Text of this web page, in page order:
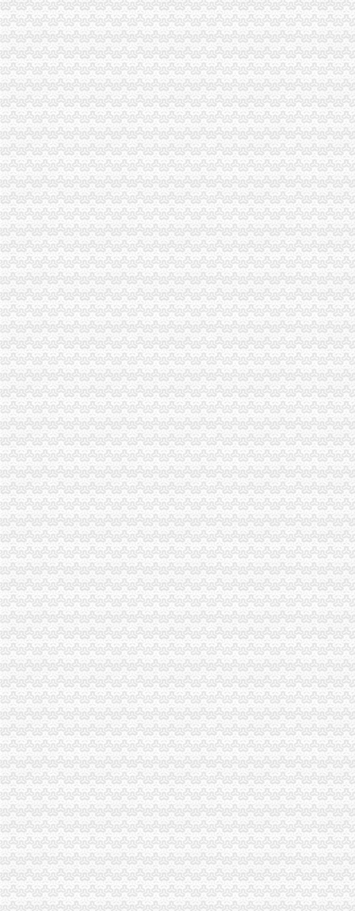
出口货物流程几步走_外贸流程_eBay外贸门户
《一般货物出口流程》100篇第一文库网
货物出口流程（出口货物流程）_理财前线_天涯论坛_天涯社区
货物出口流程有哪些_百度经验
货物出口流程_百度知道
出口货物流程
货物出口流程(出口货物流程)-♀依の亿°♂的日志-网易博客
提供货物进出口流程,人和网
国际贸易实务：货物进出口业务操作流程-搜百科
【出口货物流程】-出口货物流程价格|批发-出口货物流程公司-页88网
出口货物通关
《进出口货物通关流程》_优秀范文十篇
北京货物进出口代理-中艺嘉业为您提供门到门的一条龙服务-供应信息
进出口货物基本流程_报关员资格_无忧考网
一般货物空运进出口步骤_中大网校
【货物出口流程以及操作流程的图片】-宝安宝安易登网
出口货物流程-刹那的日志-网易博客
出口货物流程-CSDN博客
货物出口流程中的外贸运输保险工作-百科教程网_经验分享平台[上学
出口货物流程-CSDN博客
【海运货物进出口流程价格服务】价格_厂家_图片-Hc360慧聪网
提供货物出口流程,危险品海运咨询,人和网
突尼斯拟简化货物进出口流程_新闻中心_大河网
【货物出口的业务流程】_产品资讯_一呼百应资讯频道
【出口货物流程】_出口货物流程批发价_出口货物流程货源--虎易网
空运货物出口操作流程_货物运输—中国物通网
出口货物流程_出口货物流程doc下载_爱问共享资料
一般进出口货物的报关程序
出口货物基本流程_互动百科
运输物流出口货物流程-供应信息-环球经贸网
一般货物空运进出口基本流程_搜狐_搜狐网
出口货物退运流程
货物出口的业务流程[1]-国际货运代理-无忧考网
货物进出口流程.ppt
【货物出口全部流程】价格_厂家_图片-Hc360慧聪网
出口货物流程_已解决-阿里巴巴生意经
出口货物流程.ppt
出口货物流程_已解决-阿里巴巴生意经
海运货物出口操作流程_百度经验
出口货物流程[1]
货物出口越南通关流程
物流公司货物出口流程-搬家物流-久久信息网
集装箱货物出口过程中的一般流程介绍——运去哪
出口货物流程_中华文本库
出口货物流程法规-110网
出口货物流程法规-110网
货物出口退运流程